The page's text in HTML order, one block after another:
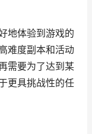
地体验到游戏的
难度副本和活动
需要为了达到某
更具挑战性的任